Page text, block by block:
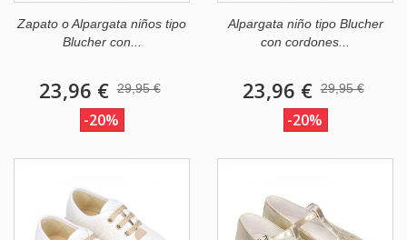
Zapato o Alpargata niños tipo
Blucher con...
23,96 € 29,95 €
-20%
Alpargata niño tipo Blucher
con cordones...
23,96 € 29,95 €
-20%